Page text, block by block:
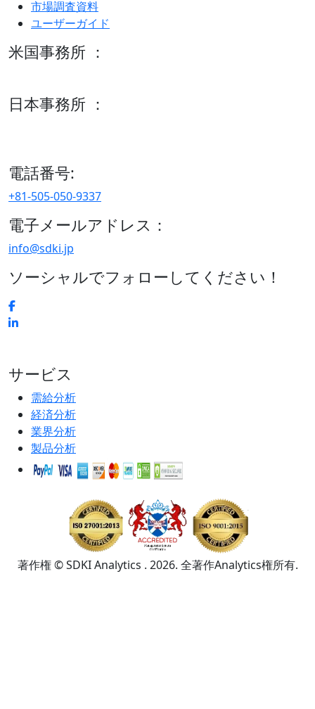
市場調査資料
ユーザーガイド
米国事務所 ：
日本事務所 ：
電話番号:
+81-505-050-9337
電子メールアドレス：
info@sdki.jp
ソーシャルでフォローしてください！
サービス
需給分析
経済分析
業界分析
製品分析
著作権 © SDKI Analytics . 2026. 全著作Analytics権所有.